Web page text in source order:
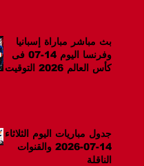
بث مباشر مباراة إسبانيا
وفرنسا اليوم 14-07 فى
كأس العالم 2026 التوقيت
جدول مباريات اليوم الثلاثاء
14-07-2026 والقنوات
الناقلة